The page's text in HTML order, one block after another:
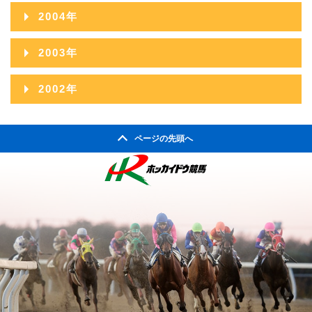
2014年01月
2013年02月
2013年01月
2012年03月
2012年02月
2012年01月
2011年03月
2011年02月
2010年06月
2010年05月
2010年03月
2010年01月
2009年07月
2009年06月
2009年05月
2009年03月
2008年08月
2008年07月
2008年06月
2008年05月
2008年01月
2007年09月
2007年08月
2007年07月
2007年02月
2007年01月
2006年11月
2006年10月
2006年09月
2006年08月
2006年03月
2006年02月
2006年01月
2005年12月
2005年11月
2005年10月
2005年09月
2005年08月
2005年07月
2005年04月
2005年03月
2005年02月
2004年
2004年12月
2004年11月
2004年10月
2004年06月
2004年05月
2004年04月
2004年03月
2003年
2003年12月
2003年07月
2003年06月
2003年05月
2002年
ページの先頭へ